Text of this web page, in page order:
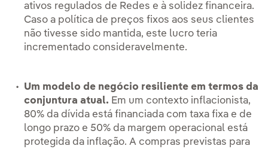
ativos regulados de Redes e à solidez financeira.
Caso a política de preços fixos aos seus clientes
não tivesse sido mantida, este lucro teria
incrementado consideravelmente.
Um modelo de negócio resiliente em termos da
conjuntura atual. Em um contexto inflacionista,
80% da dívida está financiada com taxa fixa e de
longo prazo e 50% da margem operacional está
protegida da inflação. A compras previstas para